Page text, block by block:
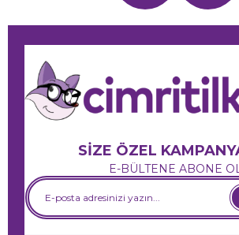
SİZE ÖZEL
E-BÜLTENE ABONE